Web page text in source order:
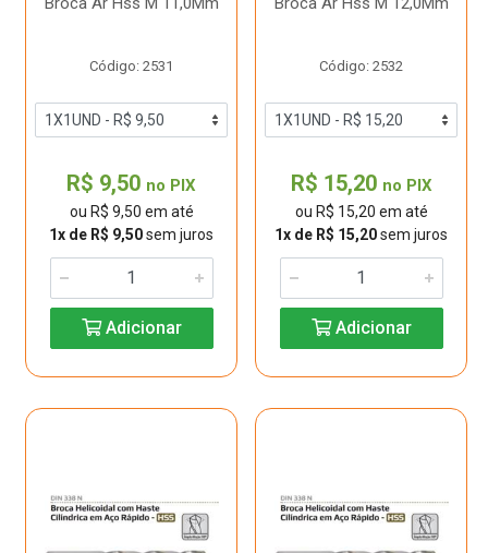
Código: 2531
R$ 9,50 no PIX
ou R$ 9,50 em até
1x de R$ 9,50sem juros
Adicionar
Código: 2532
R$ 15,20 no PIX
ou R$ 15,20 em até
1x de R$ 15,20sem juros
Adicionar